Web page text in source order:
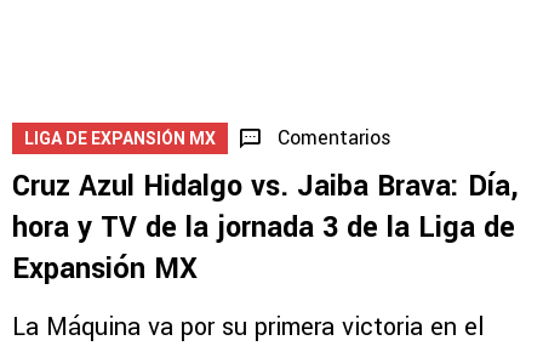
LIGA DE EXPANSIÓN MX Comentarios
Cruz Azul Hidalgo vs. Jaiba Brava: Día,
hora y TV de la jornada 3 de la Liga de
Expansión MX
La Máquina va por su primera victoria en el